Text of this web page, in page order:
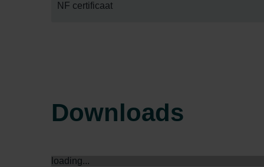
NF certificaat
Downloads
loading...